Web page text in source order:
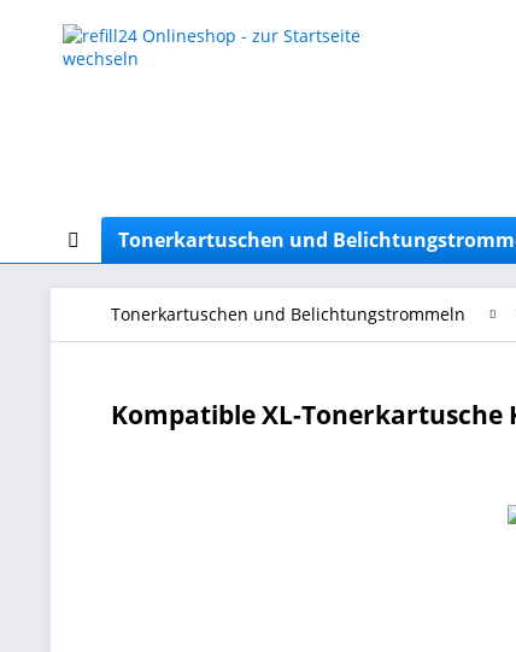
Tonerkartuschen und
Tonerkartuschen und Belichtungstrommeln
Kompatible XL-Tonerkartusche